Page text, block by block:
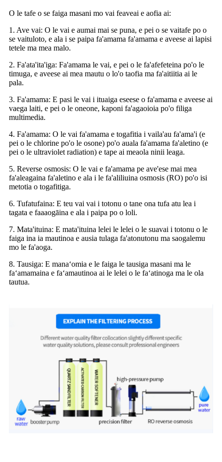
O le tafe o se faiga masani mo vai feaveai e aofia ai:
1. Ave vai: O le vai e aumai mai se puna, e pei o se vaitafe po o
se vaituloto, e ala i se paipa fa'amama fa'amama e aveese ai lapisi
tetele ma mea malo.
2. Fa'ata'ita'iga: Fa'amama le vai, e pei o le fa'afefeteina po'o le
timuga, e aveese ai mea mautu o lo'o taofia ma fa'aitiitia ai le
pala.
3. Fa'amama: E pasi le vai i ituaiga eseese o fa'amama e aveese ai
vaega laiti, e pei o le oneone, kaponi fa'agaoioia po'o filiga
multimedia.
4. Fa'amama: O le vai fa'amama e togafitia i vaila'au fa'ama'i (e
pei o le chlorine po'o le osone) po'o auala fa'amama fa'aletino (e
pei o le ultraviolet radiation) e tape ai meaola ninii leaga.
5. Reverse osmosis: O le vai e fa'amama pe ave'ese mai mea
fa'aleagaina fa'aletino e ala i le fa'aliliuina osmosis (RO) po'o isi
metotia o togafitiga.
6. Tufatufaina: E teu vai vai i totonu o tane ona tufa atu lea i
tagata e faaaogāina e ala i paipa po o loli.
7. Mata'ituina: E mata'ituina lelei le lelei o le suavai i totonu o le
faiga ina ia mautinoa e ausia tulaga fa'atonutonu ma saogalemu
mo le fa'aoga.
8. Tausiga: E manaʻomia e le faiga le tausiga masani ma le
faʻamamaina e faʻamautinoa ai le lelei o le faʻatinoga ma le ola
tautua.